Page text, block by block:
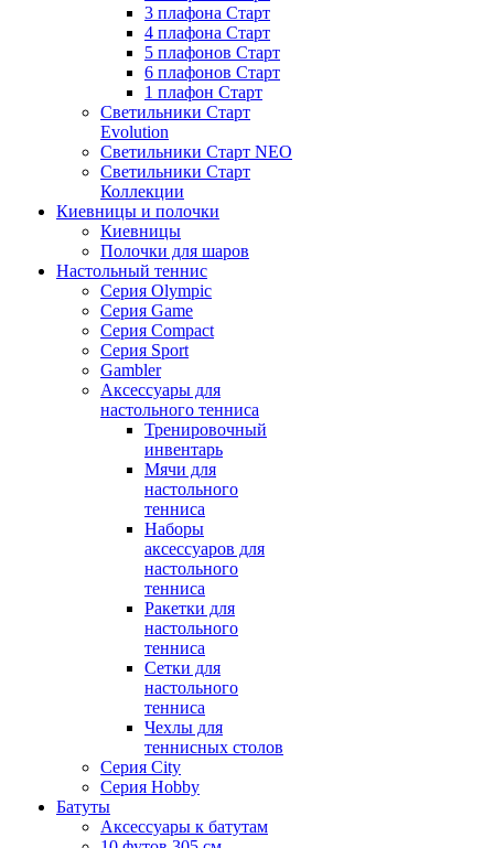
3 плафона Старт
4 плафона Старт
5 плафонов Старт
6 плафонов Старт
1 плафон Старт
Светильники Старт
Evolution
Светильники Старт NEO
Светильники Старт
Коллекции
Киевницы и полочки
Киевницы
Полочки для шаров
Настольный теннис
Серия Olympic
Серия Game
Серия Compact
Серия Sport
Gambler
Аксессуары для
настольного тенниса
Тренировочный
инвентарь
Мячи для
настольного
тенниса
Наборы
аксессуаров для
настольного
тенниса
Ракетки для
настольного
тенниса
Сетки для
настольного
тенниса
Чехлы для
теннисных столов
Серия City
Серия Hobby
Батуты
Аксессуары к батутам